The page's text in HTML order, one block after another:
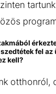
fel
kell?
otthonról,